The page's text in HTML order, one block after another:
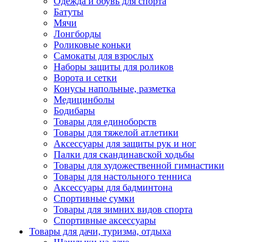
Батуты
Мячи
Лонгборды
Роликовые коньки
Самокаты для взрослых
Наборы защиты для роликов
Ворота и сетки
Конусы напольные, разметка
Медицинболы
Бодибары
Товары для единоборств
Товары для тяжелой атлетики
Аксессуары для защиты рук и ног
Палки для скандинавской ходьбы
Товары для художественной гимнастики
Товары для настольного тенниса
Аксессуары для бадминтона
Спортивные сумки
Товары для зимних видов спорта
Спортивные аксессуары
Товары для дачи, туризма, отдыха